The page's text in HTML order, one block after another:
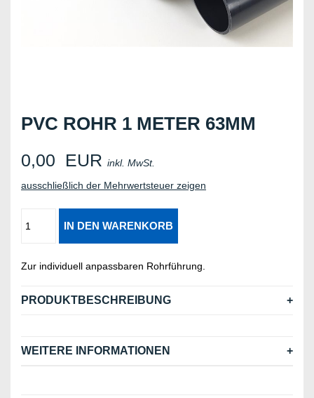
PVC ROHR 1 METER 63MM
0,00 EUR inkl. MwSt.
ausschließlich der Mehrwertsteuer zeigen
Zur individuell anpassbaren Rohrführung.
PRODUKTBESCHREIBUNG
WEITERE INFORMATIONEN